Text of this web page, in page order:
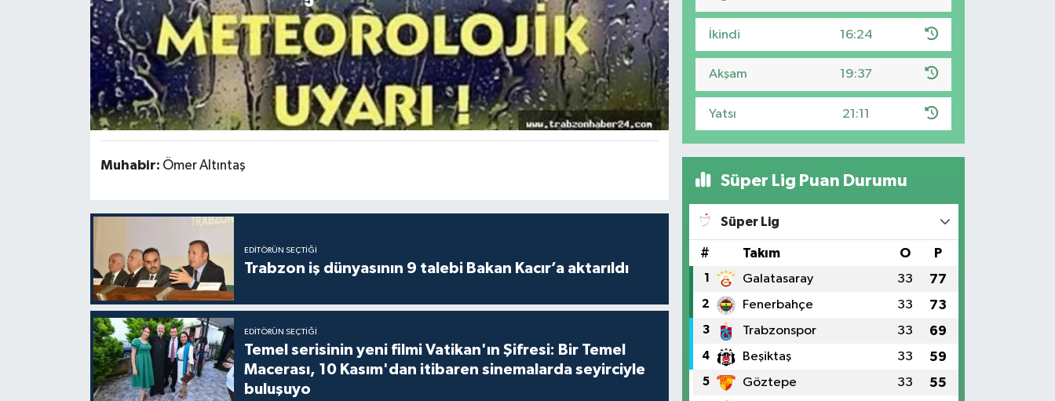
Muhabir: Ömer Altıntaş
EDITÖRÜN SEÇTIĞI
Trabzon iş dünyasının 9 talebi Bakan Kacır’a aktarıldı
EDITÖRÜN SEÇTIĞI
Temel serisinin yeni filmi Vatikan'ın Şifresi: Bir Temel
Macerası, 10 Kasım'dan itibaren sinemalarda seyirciyle
buluşuyo
İkindi 16:24
Akşam 19:37
Yatsı 21:11
Süper Lig Puan Durumu
Süper Lig
# Takım O P
1 Galatasaray 33 77
2 Fenerbahçe 33 73
3 Trabzonspor 33 69
4 Beşiktaş 33 59
5 Göztepe 33 55